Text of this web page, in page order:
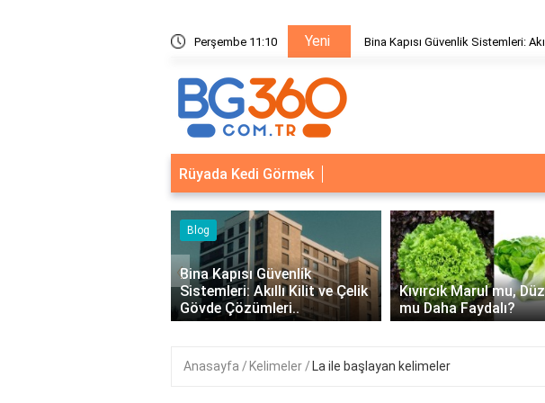
Perşembe 11:10 Yeni
Sistemleri: Akıllı Kilit ve Çelik Gövde Çözümleri Bina Kapısı Güvenlik Sistemleri:
Rüyada Kedi Görmek
Sistemleri: Akıllı Kilit ve Çelik
Kıvırcık Marul mu, Düz Marul
mu Daha Faydalı?
İstanbul
Tarihî ve
‹
Anasayfa Kelimeler La ile başlayan kelimeler